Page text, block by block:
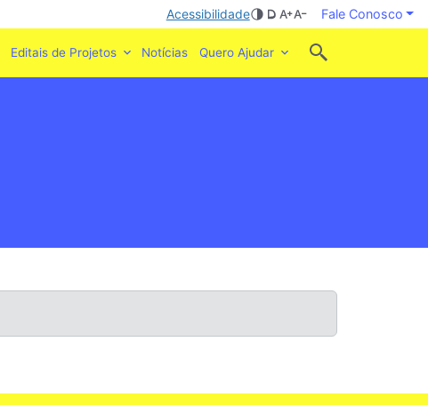
Acessibilidade Fale Conosco
Editais de Projetos Notícias Quero Ajudar